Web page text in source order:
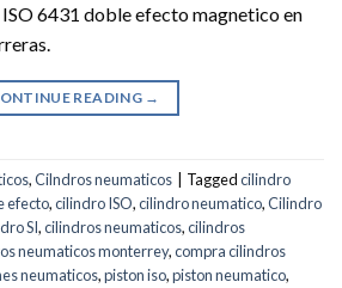
6431 doble efecto magnetico en
READING →
,Cilndros neumaticos Taggedcilindro
efecto,cilindro ISO,cilindro neumatico,Cilindro
SI,cilindros neumaticos,cilindros
neumaticos monterrey,compra cilindros
neumaticos,piston iso,piston neumatico,